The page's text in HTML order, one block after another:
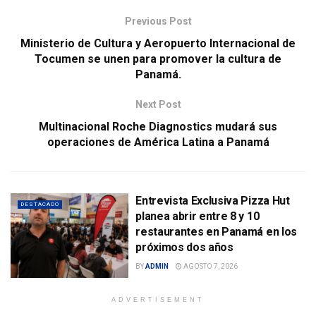
Previous Post
Ministerio de Cultura y Aeropuerto Internacional de
Tocumen se unen para promover la cultura de
Panamá.
Next Post
Multinacional Roche Diagnostics mudará sus
operaciones de América Latina a Panamá
DESTACADO
Entrevista Exclusiva Pizza Hut
planea abrir entre 8 y 10
restaurantes en Panamá en los
próximos dos años
BYADMIN AGOSTO 7, 2026
ADVERTISEMENT